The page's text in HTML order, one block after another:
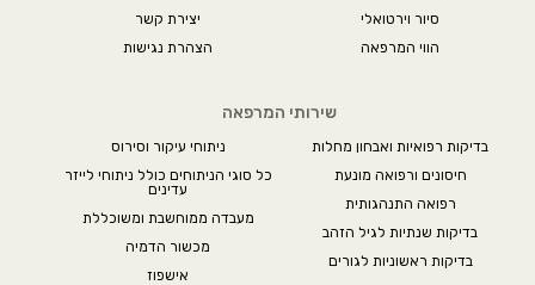
סיור וירטואלי
הווי המרפאה
יצירת קשר
הצהרת נגישות
שירותי המרפאה
בדיקות רפואיות ואבחון מחלות
חיסונים ורפואה מונעת
רפואה התנהגותית
בדיקות שנתיות לגיל הזהב
בדיקות ראשוניות לגורים
ניתוחי עיקור וסירוס
כל סוגי הניתוחים כולל ניתוחי לייזר
עדינים
מעבדה ממוחשבת ומשוכללת
מכשור הדמיה
אישפוז